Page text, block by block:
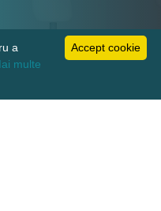
Accept cookie
a
multe